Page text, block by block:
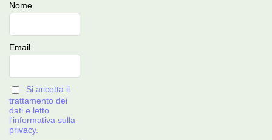
Nome
Email
Si accetta il
trattamento dei
dati e letto
l'informativa sulla
privacy.